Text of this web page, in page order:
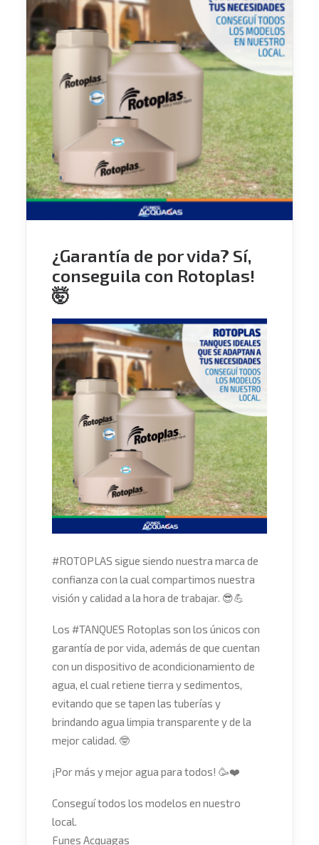
¿Garantía de por vida? Sí,
conseguila con Rotoplas!
🤯
#ROTOPLAS sigue siendo nuestra marca de
confianza con la cual compartimos nuestra
visión y calidad a la hora de trabajar. 😎💪
Los #TANQUES Rotoplas son los únicos con
garantía de por vida, además de que cuentan
con un dispositivo de acondicionamiento de
agua, el cual retiene tierra y sedimentos,
evitando que se tapen las tuberías y
brindando agua limpia transparente y de la
mejor calidad. 🤓
¡Por más y mejor agua para todos! 🥳❤️
Conseguí todos los modelos en nuestro
local.
Funes Acquagas